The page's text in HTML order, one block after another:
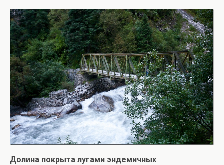
Долина покрыта лугами эндемичных